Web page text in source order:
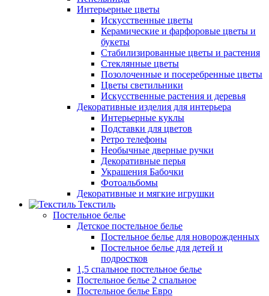
Интерьерные цветы
Искусственные цветы
Керамические и фарфоровые цветы и
букеты
Стабилизированные цветы и растения
Стеклянные цветы
Позолоченные и посеребренные цветы
Цветы светильники
Искусственные растения и деревья
Декоративные изделия для интерьера
Интерьерные куклы
Подставки для цветов
Ретро телефоны
Необычные дверные ручки
Декоративные перья
Украшения Бабочки
Фотоальбомы
Декоративные и мягкие игрушки
Текстиль
Постельное белье
Детское постельное белье
Постельное белье для новорожденных
Постельное белье для детей и
подростков
1,5 спальное постельное белье
Постельное белье 2 спальное
Постельное белье Евро